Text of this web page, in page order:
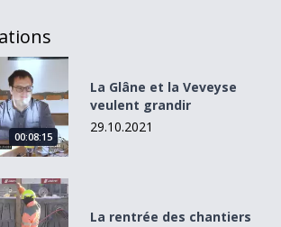
veulent grandir
00:08:15
La Glâne et la Veveyse
veulent grandir
29.10.2021
La rentrée des chantiers